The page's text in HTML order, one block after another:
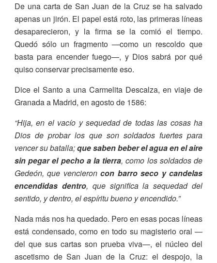
De una carta de San Juan de la Cruz se ha salvado
apenas un jirón. El papel está roto, las primeras líneas
desaparecieron, y la firma se la comió el tiempo.
Quedó sólo un fragmento —como un rescoldo que
basta para encender fuego—, y Dios sabrá por qué
quiso conservar precisamente eso.
Dice el Santo a una Carmelita Descalza, en viaje de
Granada a Madrid, en agosto de 1586:
“Hija, en el vacío y sequedad de todas las cosas ha
Dios de probar los que son soldados fuertes para
vencer su batalla;que saben beber el agua en el aire
sin pegar el pecho a la tierra, como los soldados de
Gedeón, que vencieroncon barro seco y candelas
encendidas dentro, que significa la sequedad del
sentido, y dentro, el espíritu bueno y encendido.”
Nada más nos ha quedado. Pero en esas pocas líneas
está condensado, como en todo su magisterio oral —
del que sus cartas son prueba viva—, el núcleo del
ascetismo de San Juan de la Cruz: el despojo, la